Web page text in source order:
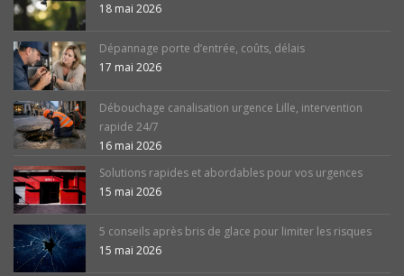
18 mai 2026
Dépannage porte d’entrée, coûts, délais
17 mai 2026
Débouchage canalisation urgence Lille, intervention
rapide 24/7
16 mai 2026
Solutions rapides et abordables pour vos urgences
15 mai 2026
5 conseils après bris de glace pour limiter les risques
15 mai 2026